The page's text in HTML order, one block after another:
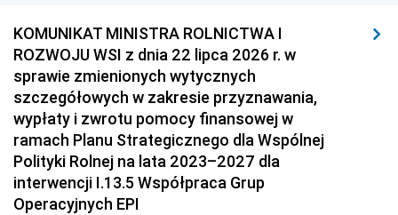
KOMUNIKAT MINISTRA ROLNICTWA I
ROZWOJU WSI z dnia 22 lipca 2026 r. w
sprawie zmienionych wytycznych
szczegółowych w zakresie przyznawania,
wypłaty i zwrotu pomocy finansowej w
ramach Planu Strategicznego dla Wspólnej
Polityki Rolnej na lata 2023–2027 dla
interwencji I.13.5 Współpraca Grup
Operacyjnych EPI